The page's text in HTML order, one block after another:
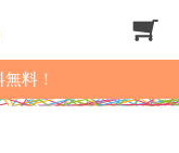
料！